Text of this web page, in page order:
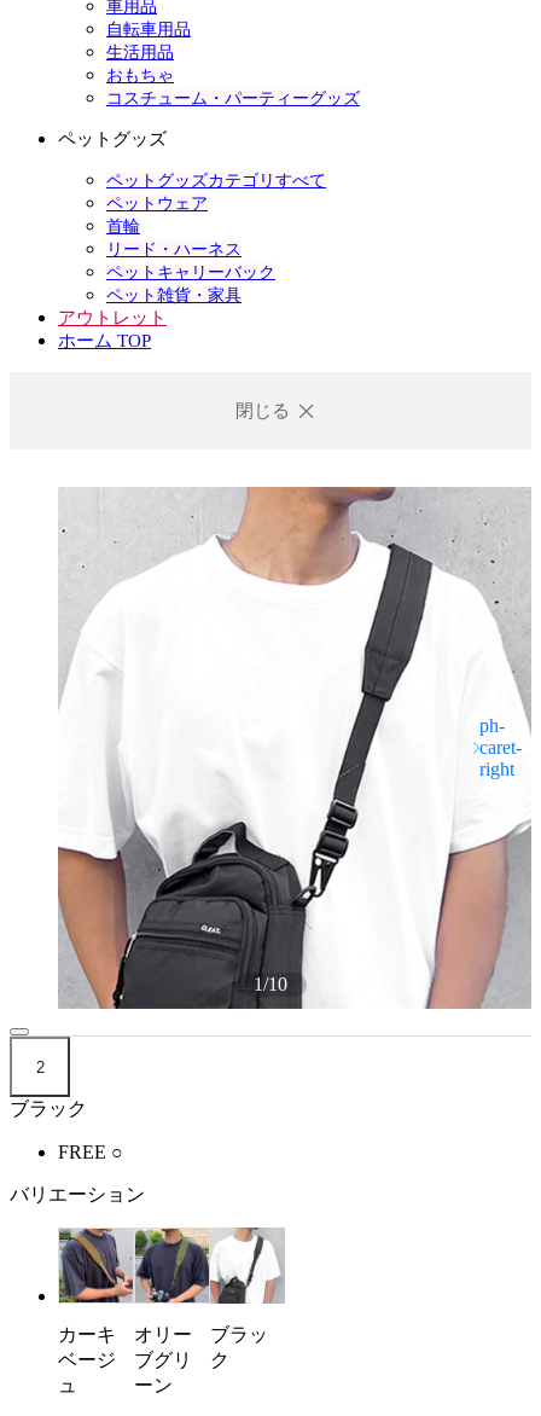
車用品
自転車用品
生活用品
おもちゃ
コスチューム・パーティーグッズ
ペットグッズ
ペットグッズカテゴリすべて
ペットウェア
首輪
リード・ハーネス
ペットキャリーバック
ペット雑貨・家具
アウトレット
ホーム TOP
閉じる
1/10
2
ブラック
FREE ○
バリエーション
カーキ
ベージ
ュ
オリー
ブグリ
ーン
ブラッ
ク